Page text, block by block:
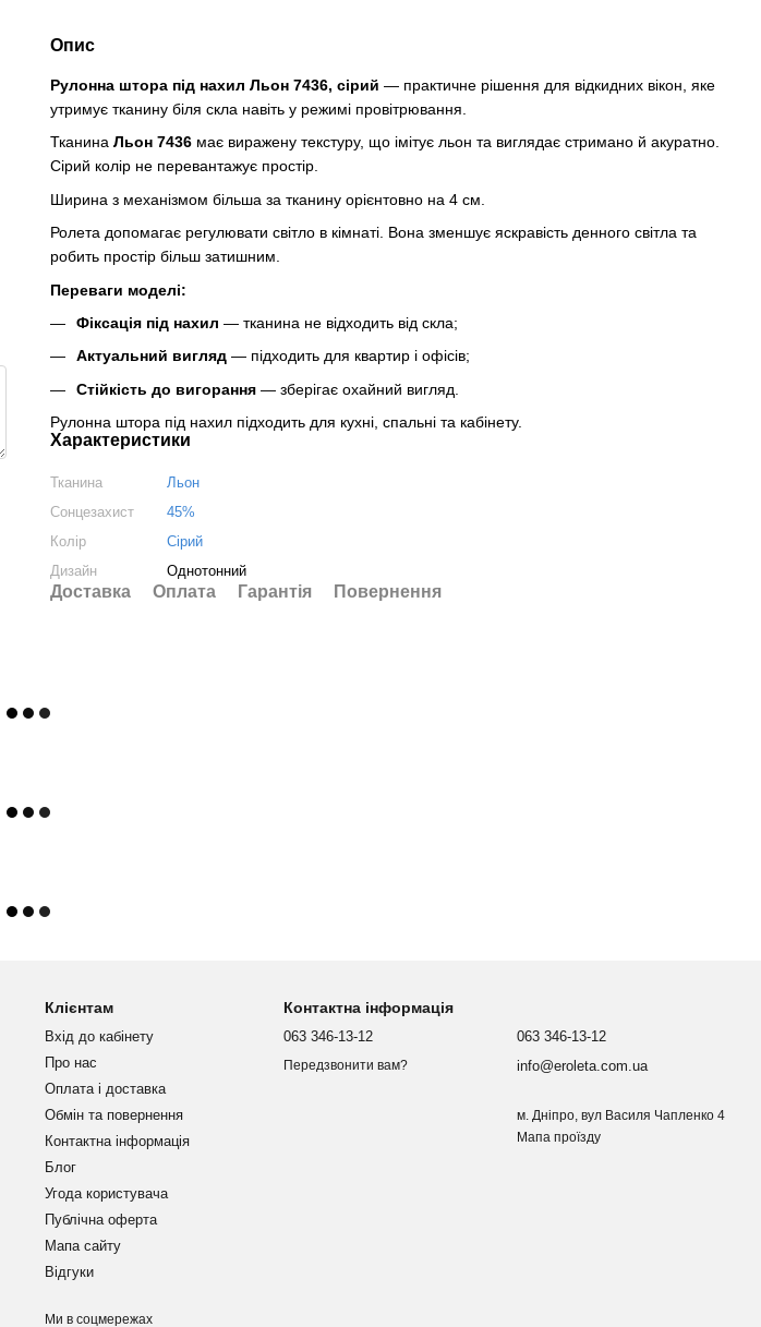
Опис
Рулонна штора під нахил Льон 7436, сірий — практичне рішення для відкидних вікон, яке
утримує тканину біля скла навіть у режимі провітрювання.
Тканина Льон 7436 має виражену текстуру, що імітує льон та виглядає стримано й акуратно.
Сірий колір не перевантажує простір.
Ширина з механізмом більша за тканину орієнтовно на 4 см.
Ролета допомагає регулювати світло в кімнаті. Вона зменшує яскравість денного світла та
робить простір більш затишним.
Переваги моделі:
Фіксація під нахил — тканина не відходить від скла;
Актуальний вигляд — підходить для квартир і офісів;
Стійкість до вигорання — зберігає охайний вигляд.
Рулонна штора під нахил підходить для кухні, спальні та кабінету.
Характеристики
Тканина
Льон
Сонцезахист
45%
Колір
Сірий
Дизайн
Однотонний
Доставка Оплата Гарантія Повернення
Клієнтам
Вхід до кабінету
Про нас
Оплата і доставка
Обмін та повернення
Контактна інформація
Блог
Угода користувача
Публічна оферта
Мапа сайту
Відгуки
Ми в соцмережах
Контактна інформація
063 346-13-12
Передзвонити вам?
063 346-13-12
info@eroleta.com.ua
м. Дніпро, вул Василя Чапленко 4
Мапа проїзду